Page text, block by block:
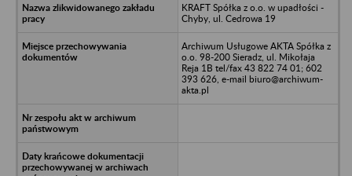
KRAFT Spółka z o.o. w upadłości -
Chyby, ul. Cedrowa 19
Archiwum Usługowe AKTA Spółka z
o.o. 98-200 Sieradz, ul. Mikołaja
Reja 1B tel/fax 43 822 74 01; 602
393 626, e-mail biuro@archiwum-
akta.pl